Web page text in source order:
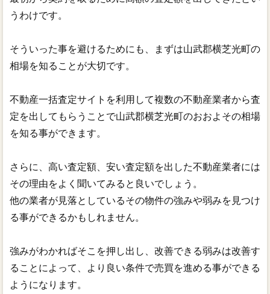
うわけです。
そういった事を避けるためにも、まずは山武郡横芝光町の
相場を知ることが大切です。
不動産一括査定サイトを利用して複数の不動産業者から査
定を出してもらうことで山武郡横芝光町のおおよその相場
を知る事ができます。
さらに、高い査定額、安い査定額を出した不動産業者には
その理由をよく聞いてみると良いでしょう。
他の業者が見落としているその物件の強みや弱みを見つけ
る事ができるかもしれません。
強みがわかればそこを押し出し、改善できる弱みは改善す
ることによって、より良い条件で売買を進める事ができる
ようになります。